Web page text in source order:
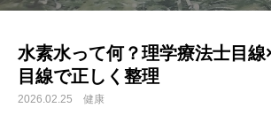
水素水って何？理学療法士目
目線で正しく整理
2026.02.25 健康